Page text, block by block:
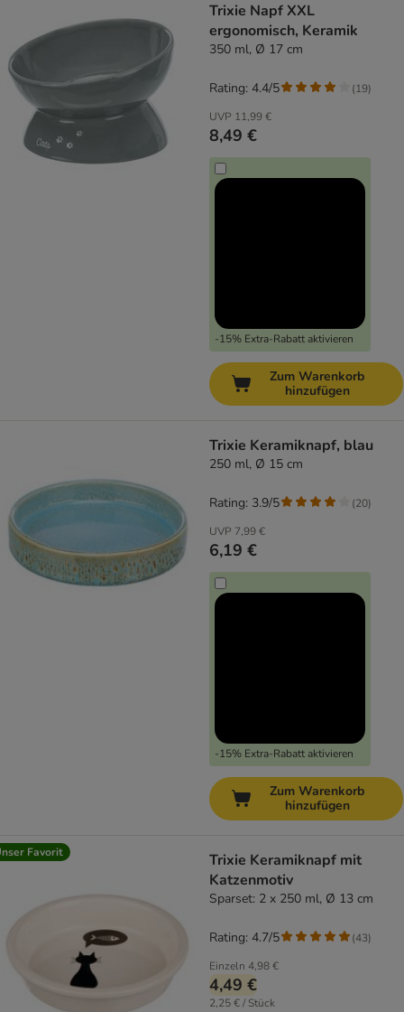
Trixie Napf XXL
ergonomisch, Keramik
350 ml, Ø 17 cm
UVP 11,99 €
8,49 €
-15% Extra-Rabatt aktivieren
Rating: 4.4/5 (19)
Zum Warenkorb
hinzufügen
Trixie Keramiknapf, blau
250 ml, Ø 15 cm
UVP 7,99 €
6,19 €
-15% Extra-Rabatt aktivieren
Rating: 3.9/5 (20)
Zum Warenkorb
hinzufügen
Favorit
Trixie Keramiknapf mit
Katzenmotiv
Sparset: 2 x 250 ml, Ø 13 cm
Einzeln 4,98 €
4,49 €
2,25 € / Stück
Rating: 4.7/5 (43)